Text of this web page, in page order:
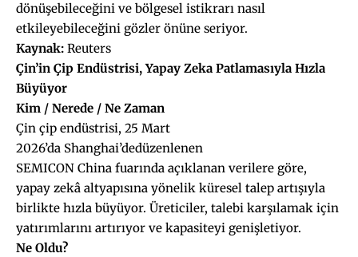
dönüşebileceğini ve bölgesel istikrarı nasıl
etkileyebileceğini gözler önüne seriyor.
Kaynak: Reuters
Çin’in Çip Endüstrisi, Yapay Zeka Patlamasıyla Hızla
Büyüyor
Kim / Nerede / Ne Zaman
Çin çip endüstrisi, 25 Mart
2026’da Shanghai’dedüzenlenen
SEMICON China fuarında açıklanan verilere göre,
yapay zekâ altyapısına yönelik küresel talep artışıyla
birlikte hızla büyüyor. Üreticiler, talebi karşılamak için
yatırımlarını artırıyor ve kapasiteyi genişletiyor.
Ne Oldu?